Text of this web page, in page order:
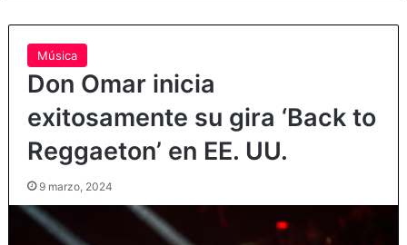
Música
Don Omar inicia
exitosamente su gira ‘Back to
Reggaeton’ en EE. UU.
9 marzo, 2024